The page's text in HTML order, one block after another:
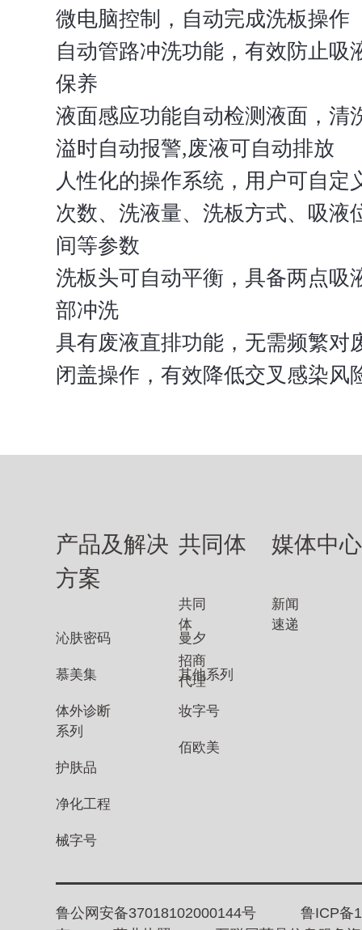
微电脑控制，自动完成洗板操作
自动管路冲洗功能，有效防止吸
保养
液面感应功能自动检测液面，清
溢时自动报警,废液可自动排放
人性化的操作系统，用户可自定
次数、洗液量、洗板方式、吸液
间等参数
洗板头可自动平衡，具备两点吸
部冲洗
具有废液直排功能，无需频繁对
闭盖操作，有效降低交叉感染风
产品及解决
方案
沁肤密码
慕美集
体外诊断
系列
护肤品
净化工程
械字号
曼夕
其他系列
妆字号
佰欧美
共同体
共同
体
招商
代理
媒体中心
新闻
速递
鲁公网安备37018102000144号
鲁ICP备